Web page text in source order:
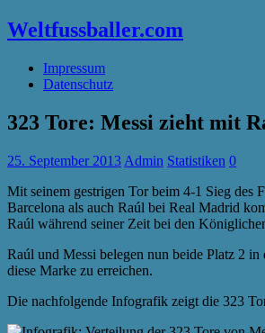
Weltfussballer.com
Impressum
Datenschutz
323 Tore: Messi zieht mit
25. September 2013 Admin Statistiken 0
Mit seinem gestrigen Tor beim 4-1 Sieg des
Barcelona als auch Raúl bei Real Madrid
Raúl während seiner Zeit bei den
Raúl und Messi belegen nun beide Platz 2
diese Marke zu erreichen.
Die nachfolgende Infografik zeigt die 323